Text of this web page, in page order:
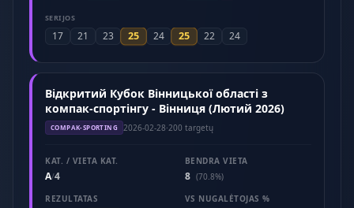
SERIJOS
17 21 23 25 24 25 22 24
Відкритий Кубок Вінницької області з
компак-спортінгу - Вінниця (Лютий 2026)
COMPAK-SPORTING 2026-02-28·200 targetų
KAT. / VIETA KAT.
A/4
BENDRA VIETA
8 (70.8%)
REZULTATAS
VS NUGALĖTOJAS %